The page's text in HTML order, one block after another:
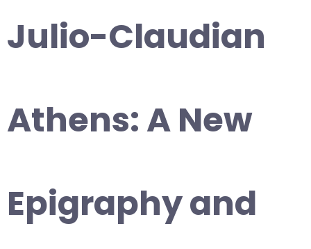
Julio-Claudian
Athens: A New
Epigraphy and